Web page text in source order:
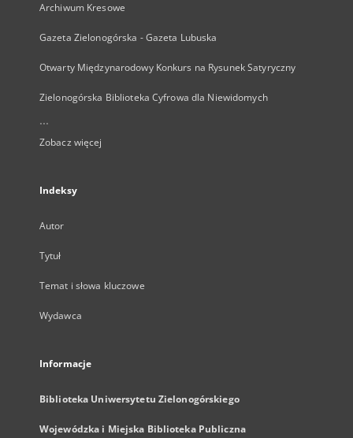
Archiwum Kresowe
Gazeta Zielonogórska - Gazeta Lubuska
Otwarty Międzynarodowy Konkurs na Rysunek Satyryczny
Zielonogórska Biblioteka Cyfrowa dla Niewidomych
...
Zobacz więcej
Indeksy
Autor
Tytuł
Temat i słowa kluczowe
Wydawca
Informacje
Biblioteka Uniwersytetu Zielonogórskiego
Wojewódzka i Miejska Biblioteka Publiczna